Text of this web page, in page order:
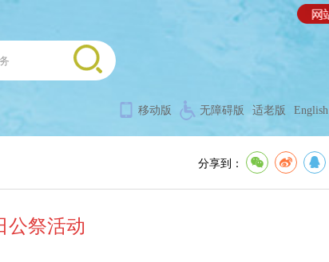
移动版 无障碍版 适老版 English
分享到：
公祭活动